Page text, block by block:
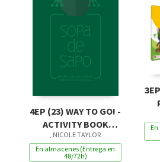
4EP (23) WAY TO GO! -
ACTIVITY BOOK
(+ACCESO DIGITAL)
, NICOLE TAYLOR
En almacenes (Entrega en
48/72h)